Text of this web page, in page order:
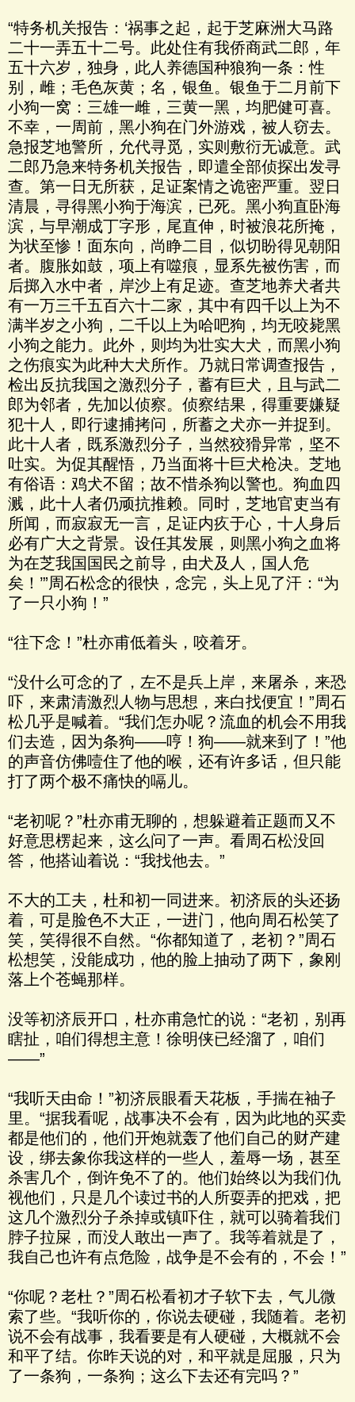
“特务机关报告：‘祸事之起，起于芝麻洲大马路
二十一弄五十二号。此处住有我侨商武二郎，年
五十六岁，独身，此人养德国种狼狗一条：性
别，雌；毛色灰黄；名，银鱼。银鱼于二月前下
小狗一窝：三雄一雌，三黄一黑，均肥健可喜。
不幸，一周前，黑小狗在门外游戏，被人窃去。
急报芝地警所，允代寻觅，实则敷衍无诚意。武
二郎乃急来特务机关报告，即遣全部侦探出发寻
查。第一日无所获，足证案情之诡密严重。翌日
清晨，寻得黑小狗于海滨，已死。黑小狗直卧海
滨，与早潮成丁字形，尾直伸，时被浪花所掩，
为状至惨！面东向，尚睁二目，似切盼得见朝阳
者。腹胀如鼓，项上有噬痕，显系先被伤害，而
后掷入水中者，岸沙上有足迹。查芝地养犬者共
有一万三千五百六十二家，其中有四千以上为不
满半岁之小狗，二千以上为哈吧狗，均无咬毙黑
小狗之能力。此外，则均为壮实大犬，而黑小狗
之伤痕实为此种大犬所作。乃就日常调查报告，
检出反抗我国之激烈分子，蓄有巨犬，且与武二
郎为邻者，先加以侦察。侦察结果，得重要嫌疑
犯十人，即行逮捕拷问，所蓄之犬亦一并捉到。
此十人者，既系激烈分子，当然狡猾异常，坚不
吐实。为促其醒悟，乃当面将十巨犬枪决。芝地
有俗语：鸡犬不留；故不惜杀狗以警也。狗血四
溅，此十人者仍顽抗推赖。同时，芝地官吏当有
所闻，而寂寂无一言，足证内疚于心，十人身后
必有广大之背景。设任其发展，则黑小狗之血将
为在芝我国国民之前导，由犬及人，国人危
矣！’”周石松念的很快，念完，头上见了汗：“为
了一只小狗！”
“往下念！”杜亦甫低着头，咬着牙。
“没什么可念的了，左不是兵上岸，来屠杀，来恐
吓，来肃清激烈人物与思想，来白找便宜！”周石
松几乎是喊着。“我们怎办呢？流血的机会不用我
们去造，因为条狗——哼！狗——就来到了！”他
的声音仿佛噎住了他的喉，还有许多话，但只能
打了两个极不痛快的嗝儿。
“老初呢？”杜亦甫无聊的，想躲避着正题而又不
好意思楞起来，这么问了一声。看周石松没回
答，他搭讪着说：“我找他去。”
不大的工夫，杜和初一同进来。初济辰的头还扬
着，可是脸色不大正，一进门，他向周石松笑了
笑，笑得很不自然。“你都知道了，老初？”周石
松想笑，没能成功，他的脸上抽动了两下，象刚
落上个苍蝇那样。
没等初济辰开口，杜亦甫急忙的说：“老初，别再
瞎扯，咱们得想主意！徐明侠已经溜了，咱们
——”
“我听天由命！”初济辰眼看天花板，手揣在袖子
里。“据我看呢，战事决不会有，因为此地的买卖
都是他们的，他们开炮就轰了他们自己的财产建
设，绑去象你我这样的一些人，羞辱一场，甚至
杀害几个，倒许免不了的。他们始终以为我们仇
视他们，只是几个读过书的人所耍弄的把戏，把
这几个激烈分子杀掉或镇吓住，就可以骑着我们
脖子拉屎，而没人敢出一声了。我等着就是了，
我自己也许有点危险，战争是不会有的，不会！”
“你呢？老杜？”周石松看初才子软下去，气儿微
索了些。“我听你的，你说去硬碰，我随着。老初
说不会有战事，我看要是有人硬碰，大概就不会
和平了结。你昨天说的对，和平就是屈服，只为
了一条狗，一条狗；这么下去还有完吗？”